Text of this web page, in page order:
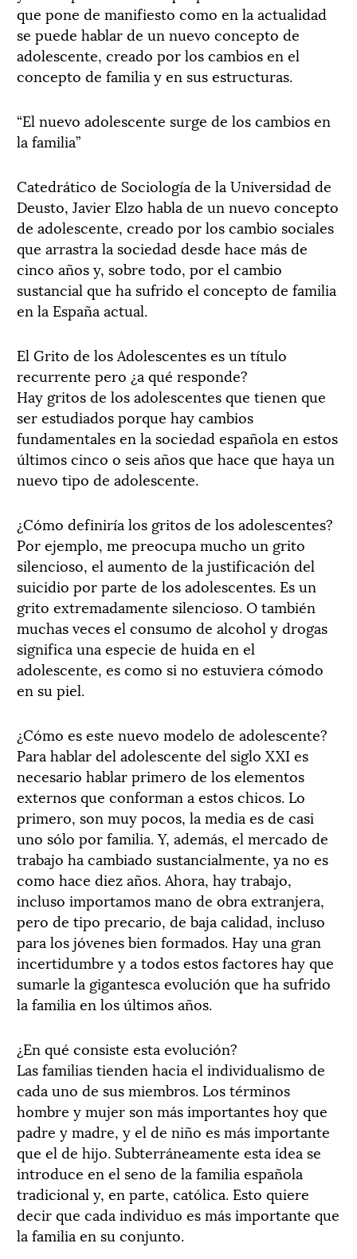
que pone de manifiesto como en la actualidad
se puede hablar de un nuevo concepto de
adolescente, creado por los cambios en el
concepto de familia y en sus estructuras.
“El nuevo adolescente surge de los cambios en
la familia”
Catedrático de Sociología de la Universidad de
Deusto, Javier Elzo habla de un nuevo concepto
de adolescente, creado por los cambio sociales
que arrastra la sociedad desde hace más de
cinco años y, sobre todo, por el cambio
sustancial que ha sufrido el concepto de familia
en la España actual.
El Grito de los Adolescentes es un título
recurrente pero ¿a qué responde?
Hay gritos de los adolescentes que tienen que
ser estudiados porque hay cambios
fundamentales en la sociedad española en estos
últimos cinco o seis años que hace que haya un
nuevo tipo de adolescente.
¿Cómo definiría los gritos de los adolescentes?
Por ejemplo, me preocupa mucho un grito
silencioso, el aumento de la justificación del
suicidio por parte de los adolescentes. Es un
grito extremadamente silencioso. O también
muchas veces el consumo de alcohol y drogas
significa una especie de huida en el
adolescente, es como si no estuviera cómodo
en su piel.
¿Cómo es este nuevo modelo de adolescente?
Para hablar del adolescente del siglo XXI es
necesario hablar primero de los elementos
externos que conforman a estos chicos. Lo
primero, son muy pocos, la media es de casi
uno sólo por familia. Y, además, el mercado de
trabajo ha cambiado sustancialmente, ya no es
como hace diez años. Ahora, hay trabajo,
incluso importamos mano de obra extranjera,
pero de tipo precario, de baja calidad, incluso
para los jóvenes bien formados. Hay una gran
incertidumbre y a todos estos factores hay que
sumarle la gigantesca evolución que ha sufrido
la familia en los últimos años.
¿En qué consiste esta evolución?
Las familias tienden hacia el individualismo de
cada uno de sus miembros. Los términos
hombre y mujer son más importantes hoy que
padre y madre, y el de niño es más importante
que el de hijo. Subterráneamente esta idea se
introduce en el seno de la familia española
tradicional y, en parte, católica. Esto quiere
decir que cada individuo es más importante que
la familia en su conjunto.